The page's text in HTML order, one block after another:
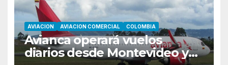
AVIACION AVIACION COMERCIAL COLOMBIA
Avianca operará vuelos
diarios desde Montevideo y